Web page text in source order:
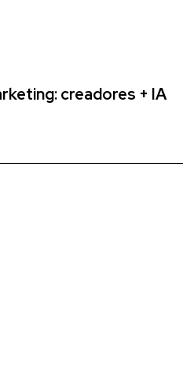
creadores + IA